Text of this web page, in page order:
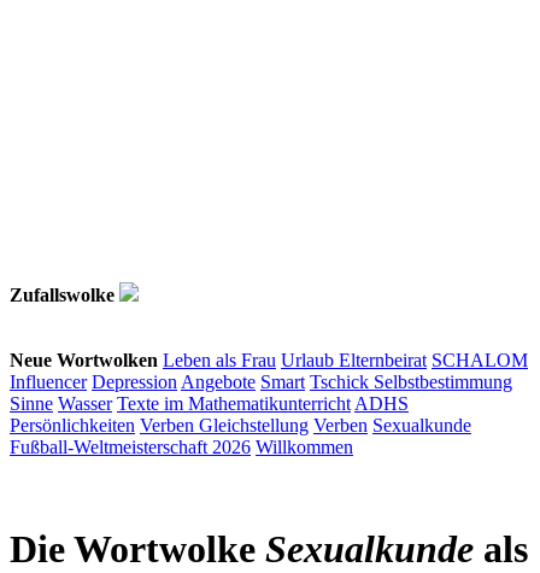
Zufallswolke
Neue Wortwolken Leben als Frau Urlaub Elternbeirat SCHALOM
Influencer Depression Angebote Smart Tschick Selbstbestimmung
Sinne Wasser Texte im Mathematikunterricht ADHS
Persönlichkeiten Verben Gleichstellung Verben Sexualkunde
Fußball-Weltmeisterschaft 2026 Willkommen
Die Wortwolke Sexualkunde als